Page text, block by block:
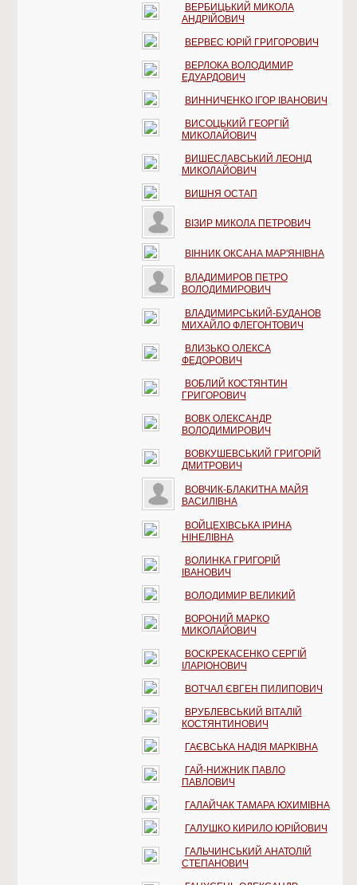
ВЕРБИЦЬКИЙ МИКОЛА
АНДРІЙОВИЧ
ВЕРВЕС ЮРІЙ ГРИГОРОВИЧ
ВЕРЛОКА ВОЛОДИМИР
ЕДУАРДОВИЧ
ВИННИЧЕНКО ІГОР ІВАНОВИЧ
ВИСОЦЬКИЙ ГЕОРГІЙ
МИКОЛАЙОВИЧ
ВИШЕСЛАВСЬКИЙ ЛЕОНІД
МИКОЛАЙОВИЧ
ВИШНЯ ОСТАП
ВІЗИР МИКОЛА ПЕТРОВИЧ
ВІННИК ОКСАНА МАР'ЯНІВНА
ВЛАДИМИРОВ ПЕТРО
ВОЛОДИМИРОВИЧ
ВЛАДИМИРСЬКИЙ-БУДАНОВ
МИХАЙЛО ФЛЕГОНТОВИЧ
ВЛИЗЬКО ОЛЕКСА
ФЕДОРОВИЧ
ВОБЛИЙ КОСТЯНТИН
ГРИГОРОВИЧ
ВОВК ОЛЕКСАНДР
ВОЛОДИМИРОВИЧ
ВОВКУШЕВСЬКИЙ ГРИГОРІЙ
ДМИТРОВИЧ
ВОВЧИК-БЛАКИТНА МАЙЯ
ВАСИЛІВНА
ВОЙЦЕХІВСЬКА ІРИНА
НІНЕЛІВНА
ВОЛИНКА ГРИГОРІЙ
ІВАНОВИЧ
ВОЛОДИМИР ВЕЛИКИЙ
ВОРОНИЙ МАРКО
МИКОЛАЙОВИЧ
ВОСКРЕКАСЕНКО СЕРГІЙ
ІЛАРІОНОВИЧ
ВОТЧАЛ ЄВГЕН ПИЛИПОВИЧ
ВРУБЛЕВСЬКИЙ ВІТАЛІЙ
КОСТЯНТИНОВИЧ
ГАЄВСЬКА НАДІЯ МАРКІВНА
ГАЙ-НИЖНИК ПАВЛО
ПАВЛОВИЧ
ГАЛАЙЧАК ТАМАРА ЮХИМІВНА
ГАЛУШКО КИРИЛО ЮРІЙОВИЧ
ГАЛЬЧИНСЬКИЙ АНАТОЛІЙ
СТЕПАНОВИЧ